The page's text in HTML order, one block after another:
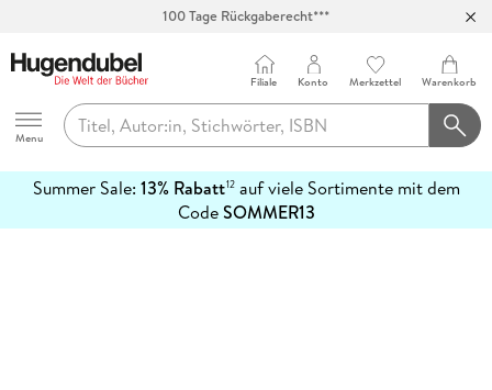
100 Tage Rückgaberecht***
Hugendubel
Menu
Filiale Konto Merkzettel Warenkorb
Summer Sale: 13% Rabatt12auf viele Sortimente mit dem
CodeSOMMER13
erfahren